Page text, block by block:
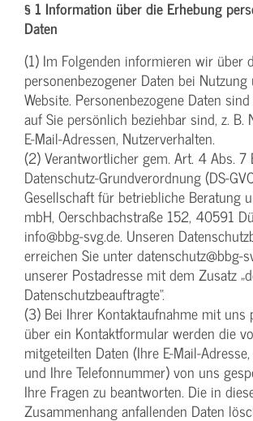
§ 1 Information über die Erhebung
Daten
(1) Im Folgenden informieren wir über
personenbezogener Daten bei
Website. Personenbezogene Daten
auf Sie persönlich beziehbar sind, z. B.
E-Mail-Adressen, Nutzerverhalten.
(2) Verantwortlicher gem. Art. 4 Abs. 7
Datenschutz-Grundverordnung (DS-
Gesellschaft für betriebliche Beratung
mbH, Oerschbachstraße 152, 40591
info@bbg-svg.de. Unseren
erreichen Sie unter datenschutz@bbg-
unserer Postadresse mit dem Zusatz
Datenschutzbeauftragte“.
(3) Bei Ihrer Kontaktaufnahme mit uns
über ein Kontaktformular werden die
mitgeteilten Daten (Ihre E-Mail-
und Ihre Telefonnummer) von uns
Ihre Fragen zu beantworten. Die in
Zusammenhang anfallenden Daten